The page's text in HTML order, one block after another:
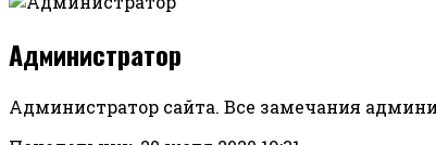
Администратор
Администратор сайта. Все замечания